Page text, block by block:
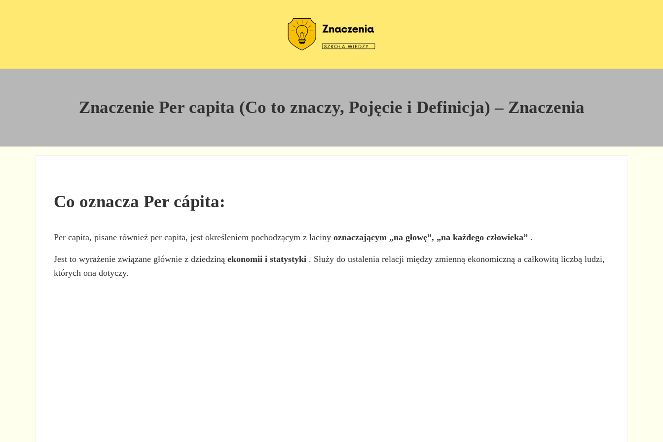
Znaczenie Per capita (Co to znaczy, Pojęcie i Definicja) – Znaczenia
Co oznacza Per cápita:
Per capita, pisane również per capita, jest określeniem pochodzącym z łacinyoznaczającym „na głowę”, „na każdego człowieka” .
Jest to wyrażenie związane głównie z dziedzinąekonomii i statystyki . Służy do ustalenia relacji między zmienną ekonomiczną a całkowitą liczbą ludzi,
których ona dotyczy.